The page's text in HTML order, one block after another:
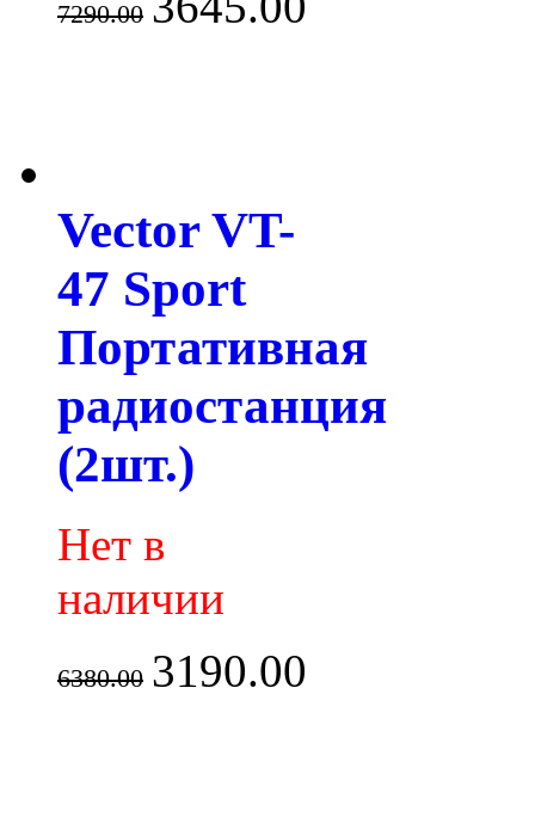
7290.00
Vector VT-
47 Sport
Портативная
радиостанция
(2шт.)
Нет в
наличии
6380.00 3190.00